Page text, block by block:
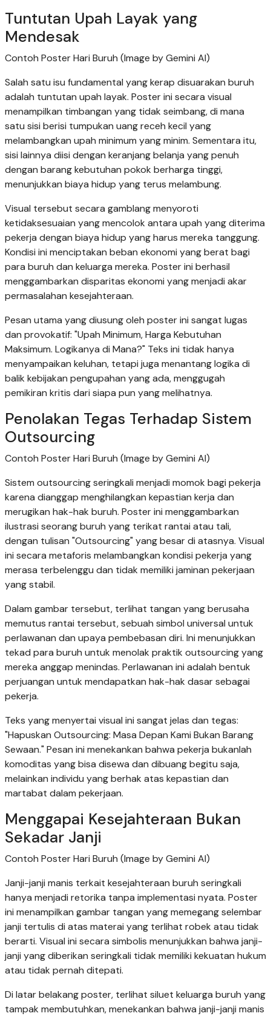
Tuntutan Upah Layak yang
Mendesak
Contoh Poster Hari Buruh (Image by Gemini AI)
Salah satu isu fundamental yang kerap disuarakan buruh
adalah tuntutan upah layak. Poster ini secara visual
menampilkan timbangan yang tidak seimbang, di mana
satu sisi berisi tumpukan uang receh kecil yang
melambangkan upah minimum yang minim. Sementara itu,
sisi lainnya diisi dengan keranjang belanja yang penuh
dengan barang kebutuhan pokok berharga tinggi,
menunjukkan biaya hidup yang terus melambung.
Visual tersebut secara gamblang menyoroti
ketidaksesuaian yang mencolok antara upah yang diterima
pekerja dengan biaya hidup yang harus mereka tanggung.
Kondisi ini menciptakan beban ekonomi yang berat bagi
para buruh dan keluarga mereka. Poster ini berhasil
menggambarkan disparitas ekonomi yang menjadi akar
permasalahan kesejahteraan.
Pesan utama yang diusung oleh poster ini sangat lugas
dan provokatif: "Upah Minimum, Harga Kebutuhan
Maksimum. Logikanya di Mana?" Teks ini tidak hanya
menyampaikan keluhan, tetapi juga menantang logika di
balik kebijakan pengupahan yang ada, menggugah
pemikiran kritis dari siapa pun yang melihatnya.
Penolakan Tegas Terhadap Sistem
Outsourcing
Contoh Poster Hari Buruh (Image by Gemini AI)
Sistem outsourcing seringkali menjadi momok bagi pekerja
karena dianggap menghilangkan kepastian kerja dan
merugikan hak-hak buruh. Poster ini menggambarkan
ilustrasi seorang buruh yang terikat rantai atau tali,
dengan tulisan "Outsourcing" yang besar di atasnya. Visual
ini secara metaforis melambangkan kondisi pekerja yang
merasa terbelenggu dan tidak memiliki jaminan pekerjaan
yang stabil.
Dalam gambar tersebut, terlihat tangan yang berusaha
memutus rantai tersebut, sebuah simbol universal untuk
perlawanan dan upaya pembebasan diri. Ini menunjukkan
tekad para buruh untuk menolak praktik outsourcing yang
mereka anggap menindas. Perlawanan ini adalah bentuk
perjuangan untuk mendapatkan hak-hak dasar sebagai
pekerja.
Teks yang menyertai visual ini sangat jelas dan tegas:
"Hapuskan Outsourcing: Masa Depan Kami Bukan Barang
Sewaan." Pesan ini menekankan bahwa pekerja bukanlah
komoditas yang bisa disewa dan dibuang begitu saja,
melainkan individu yang berhak atas kepastian dan
martabat dalam pekerjaan.
Menggapai Kesejahteraan Bukan
Sekadar Janji
Contoh Poster Hari Buruh (Image by Gemini AI)
Janji-janji manis terkait kesejahteraan buruh seringkali
hanya menjadi retorika tanpa implementasi nyata. Poster
ini menampilkan gambar tangan yang memegang selembar
janji tertulis di atas materai yang terlihat robek atau tidak
berarti. Visual ini secara simbolis menunjukkan bahwa janji-
janji yang diberikan seringkali tidak memiliki kekuatan hukum
atau tidak pernah ditepati.
Di latar belakang poster, terlihat siluet keluarga buruh yang
tampak membutuhkan, menekankan bahwa janji-janji manis